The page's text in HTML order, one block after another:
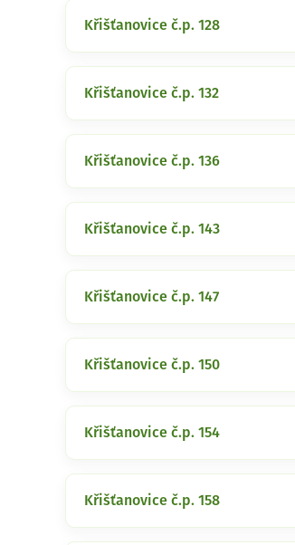
Křišťanovice č.p. 128
Křišťanovice č.p. 132
Křišťanovice č.p. 136
Křišťanovice č.p. 143
Křišťanovice č.p. 147
Křišťanovice č.p. 150
Křišťanovice č.p. 154
Křišťanovice č.p. 158